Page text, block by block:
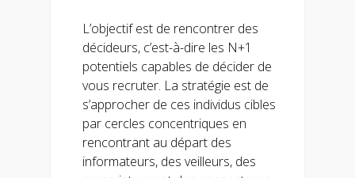
L’objectif est de rencontrer des
décideurs, c’est-à-dire les N+1
potentiels capables de décider de
vous recruter. La stratégie est de
s’approcher de ces individus cibles
par cercles concentriques en
rencontrant au départ des
informateurs, des veilleurs, des